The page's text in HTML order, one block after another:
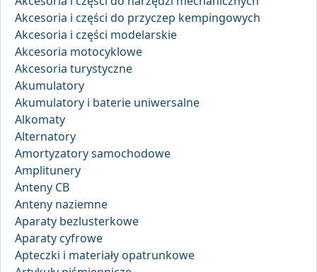
Akcesoria i części do przyczep kempingowych
Akcesoria i części modelarskie
Akcesoria motocyklowe
Akcesoria turystyczne
Akumulatory
Akumulatory i baterie uniwersalne
Alkomaty
Alternatory
Amortyzatory samochodowe
Amplitunery
Anteny CB
Anteny naziemne
Aparaty bezlusterkowe
Aparaty cyfrowe
Apteczki i materiały opatrunkowe